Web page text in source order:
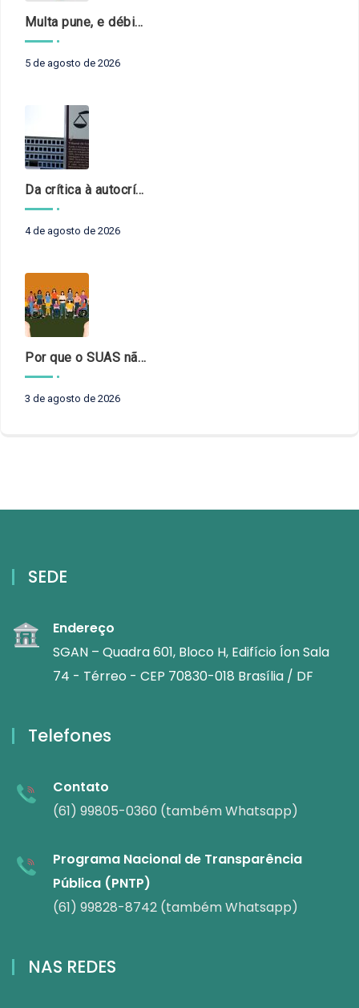
Multa pune, e débito recompõe. § 3º do art. 71 da Constituição: um problema de legística formal
5 de agosto de 2026
Da crítica à autocrítica: Tribunais de Contas sob um novo olhar?
4 de agosto de 2026
Por que o SUAS não pode esperar?
3 de agosto de 2026
SEDE
Endereço
SGAN – Quadra 601, Bloco H, Edifício Íon Sala
74 - Térreo - CEP 70830-018 Brasília / DF
Telefones
Contato
(61) 99805-0360 (também Whatsapp)
Programa Nacional de Transparência
Pública (PNTP)
(61) 99828-8742 (também Whatsapp)
NAS REDES